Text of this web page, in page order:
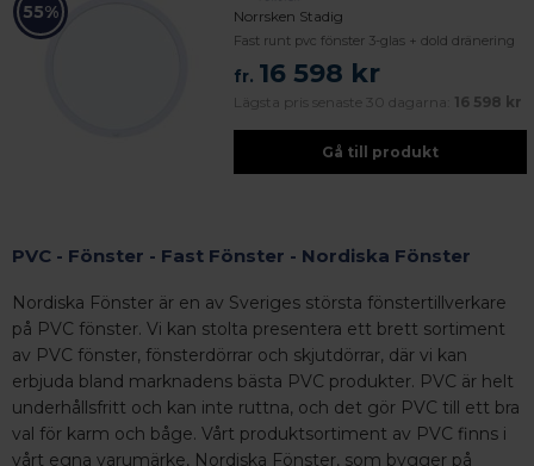
55% Norrsken Stadig
Fast runt pvc fönster 3-glas + dold dränering
fr. 16 598 kr
Lägsta pris senaste 30 dagarna: 16 598 kr
Gå till produkt
PVC - Fönster - Fast Fönster - Nordiska Fönster
Nordiska Fönster är en av Sveriges största fönstertillverkare
på PVC fönster. Vi kan stolta presentera ett brett sortiment
av PVC fönster, fönsterdörrar och skjutdörrar, där vi kan
erbjuda bland marknadens bästa PVC produkter. PVC är helt
underhållsfritt och kan inte ruttna, och det gör PVC till ett bra
val för karm och båge. Vårt produktsortiment av PVC finns i
vårt egna varumärke, Nordiska Fönster, som bygger på